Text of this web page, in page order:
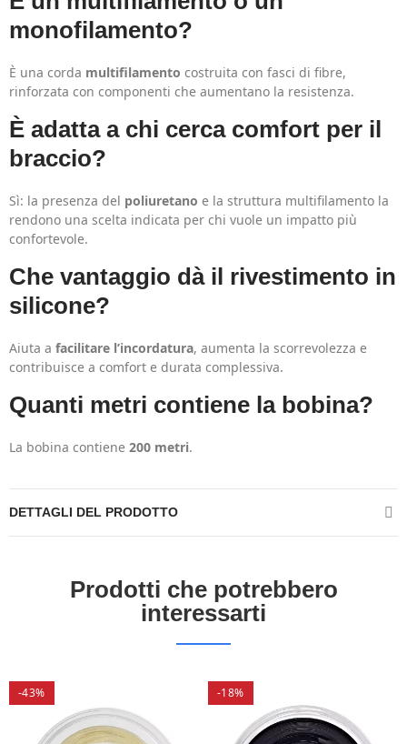
monofilamento?
È una corda multifilamento costruita con fasci di fibre,
rinforzata con componenti che aumentano la resistenza.
È adatta a chi cerca comfort per il
braccio?
Sì: la presenza del poliuretano e la struttura multifilamento la
rendono una scelta indicata per chi vuole un impatto più
confortevole.
Che vantaggio dà il rivestimento in
silicone?
Aiuta a facilitare l’incordatura, aumenta la scorrevolezza e
contribuisce a comfort e durata complessiva.
Quanti metri contiene la bobina?
La bobina contiene 200 metri.
DETTAGLI DEL PRODOTTO
Prodotti che potrebbero
interessarti
-43% -18%